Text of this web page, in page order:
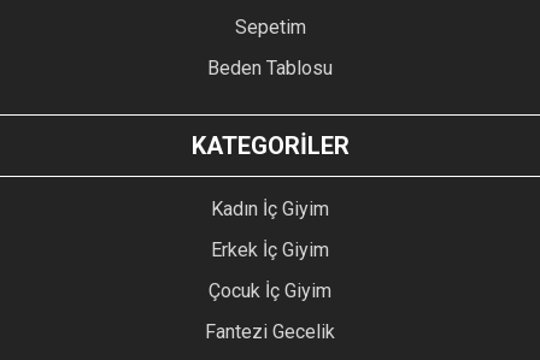
Sepetim
Beden Tablosu
KATEGORİLER
Kadın İç Giyim
Erkek İç Giyim
Çocuk İç Giyim
Fantezi Gecelik